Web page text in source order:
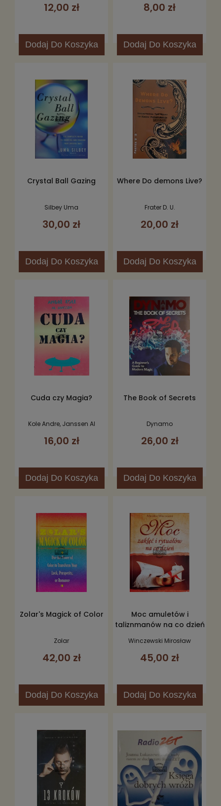
12,00 zł
Dodaj Do Koszyka
8,00 zł
Dodaj Do Koszyka
Crystal Ball Gazing
Silbey Uma
30,00 zł
Dodaj Do Koszyka
Where Do demons Live?
Frater D. U.
20,00 zł
Dodaj Do Koszyka
Cuda czy Magia?
Kole Andre, Janssen Al
16,00 zł
Dodaj Do Koszyka
The Book of Secrets
Dynamo
26,00 zł
Dodaj Do Koszyka
Zolar's Magick of Color
Zolar
42,00 zł
Dodaj Do Koszyka
Moc amuletów i
taliznmanów na co dzień
Winczewski Mirosław
45,00 zł
Dodaj Do Koszyka